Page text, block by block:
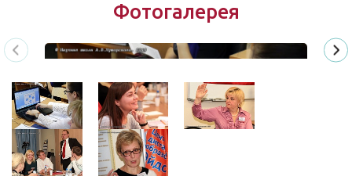
Фотогалерея